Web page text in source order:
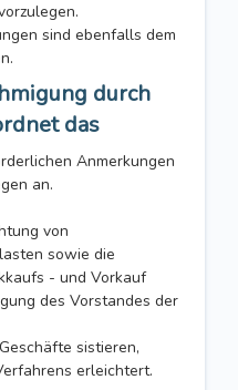
sind ebenfalls dem
durch
das
Anmerkungen
an.
von
sowie die
- und Vorkauf
des Vorstandes der
sistieren,
erleichtert.